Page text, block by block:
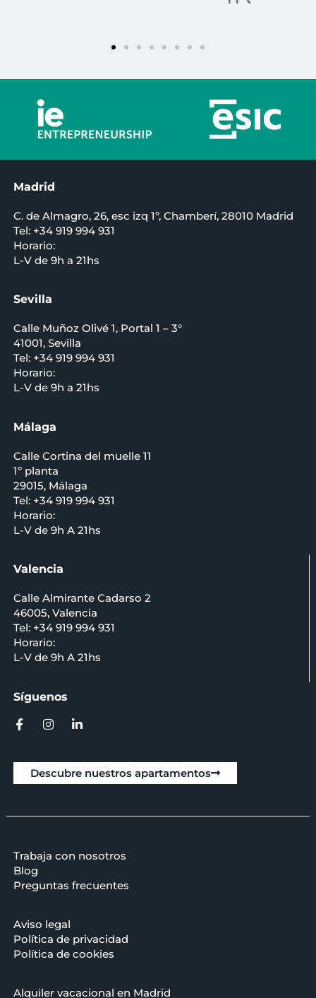
Madrid
C. de Almagro, 26, esc izq 1º, Chamberí, 28010 Madrid
Tel: +34 919 994 931
Horario:
L-V de 9h a 21hs
Sevilla
Calle Muñoz Olivé 1, Portal 1 – 3°
41001, Sevilla
Tel: +34 919 994 931
Horario:
L-V de 9h a 21hs
Málaga
Calle Cortina del muelle 11
1º planta
29015, Málaga
Tel: +34 919 994 931
Horario:
L-V de 9h A 21hs
Valencia
Calle Almirante Cadarso 2
46005, Valencia
Tel: +34 919 994 931
Horario:
L-V de 9h A 21hs
Síguenos
Descubre nuestros apartamentos
Trabaja con nosotros
Blog
Preguntas frecuentes
Aviso legal
Política de privacidad
Política de cookies
Alquiler vacacional en Madrid